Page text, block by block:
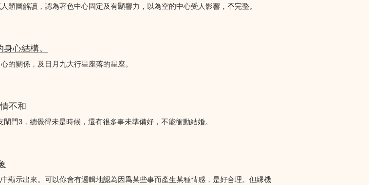
圖解讀，認為著色中心固定及有顯響力，以為空的中心受人影響，𣎴完整。
心結構。
的關係，及日月九大行星座落的星座。
不和
門3，總覺得未是時候，還有很多事未準備好，不能衝動結婚。
顯示出來。可以你會有邏輯地認為因爲某些事而產生某種情感，是好合理。但縁機